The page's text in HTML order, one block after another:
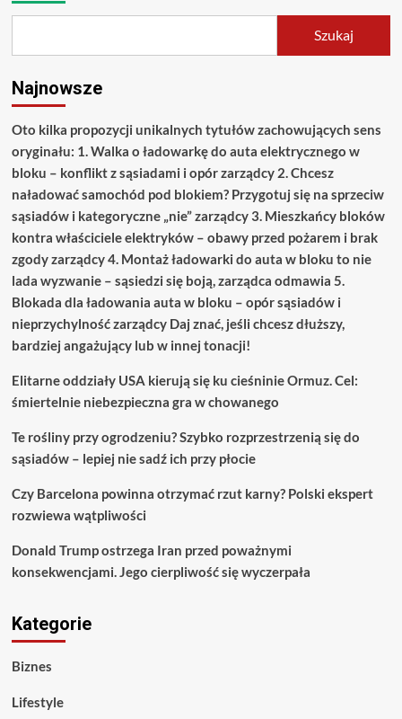
Szukaj
Najnowsze
Oto kilka propozycji unikalnych tytułów zachowujących sens
oryginału: 1. Walka o ładowarkę do auta elektrycznego w
bloku – konflikt z sąsiadami i opór zarządcy 2. Chcesz
naładować samochód pod blokiem? Przygotuj się na sprzeciw
sąsiadów i kategoryczne „nie” zarządcy 3. Mieszkańcy bloków
kontra właściciele elektryków – obawy przed pożarem i brak
zgody zarządcy 4. Montaż ładowarki do auta w bloku to nie
lada wyzwanie – sąsiedzi się boją, zarządca odmawia 5.
Blokada dla ładowania auta w bloku – opór sąsiadów i
nieprzychylność zarządcy Daj znać, jeśli chcesz dłuższy,
bardziej angażujący lub w innej tonacji!
Elitarne oddziały USA kierują się ku cieśninie Ormuz. Cel:
śmiertelnie niebezpieczna gra w chowanego
Te rośliny przy ogrodzeniu? Szybko rozprzestrzenią się do
sąsiadów – lepiej nie sadź ich przy płocie
Czy Barcelona powinna otrzymać rzut karny? Polski ekspert
rozwiewa wątpliwości
Donald Trump ostrzega Iran przed poważnymi
konsekwencjami. Jego cierpliwość się wyczerpała
Kategorie
Biznes
Lifestyle